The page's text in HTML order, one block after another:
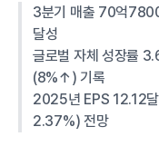
3분기 매출 70억
달성
글로벌 자체 성장률
(8%↑) 기록
2025년 EPS 12.12
2.37%) 전망